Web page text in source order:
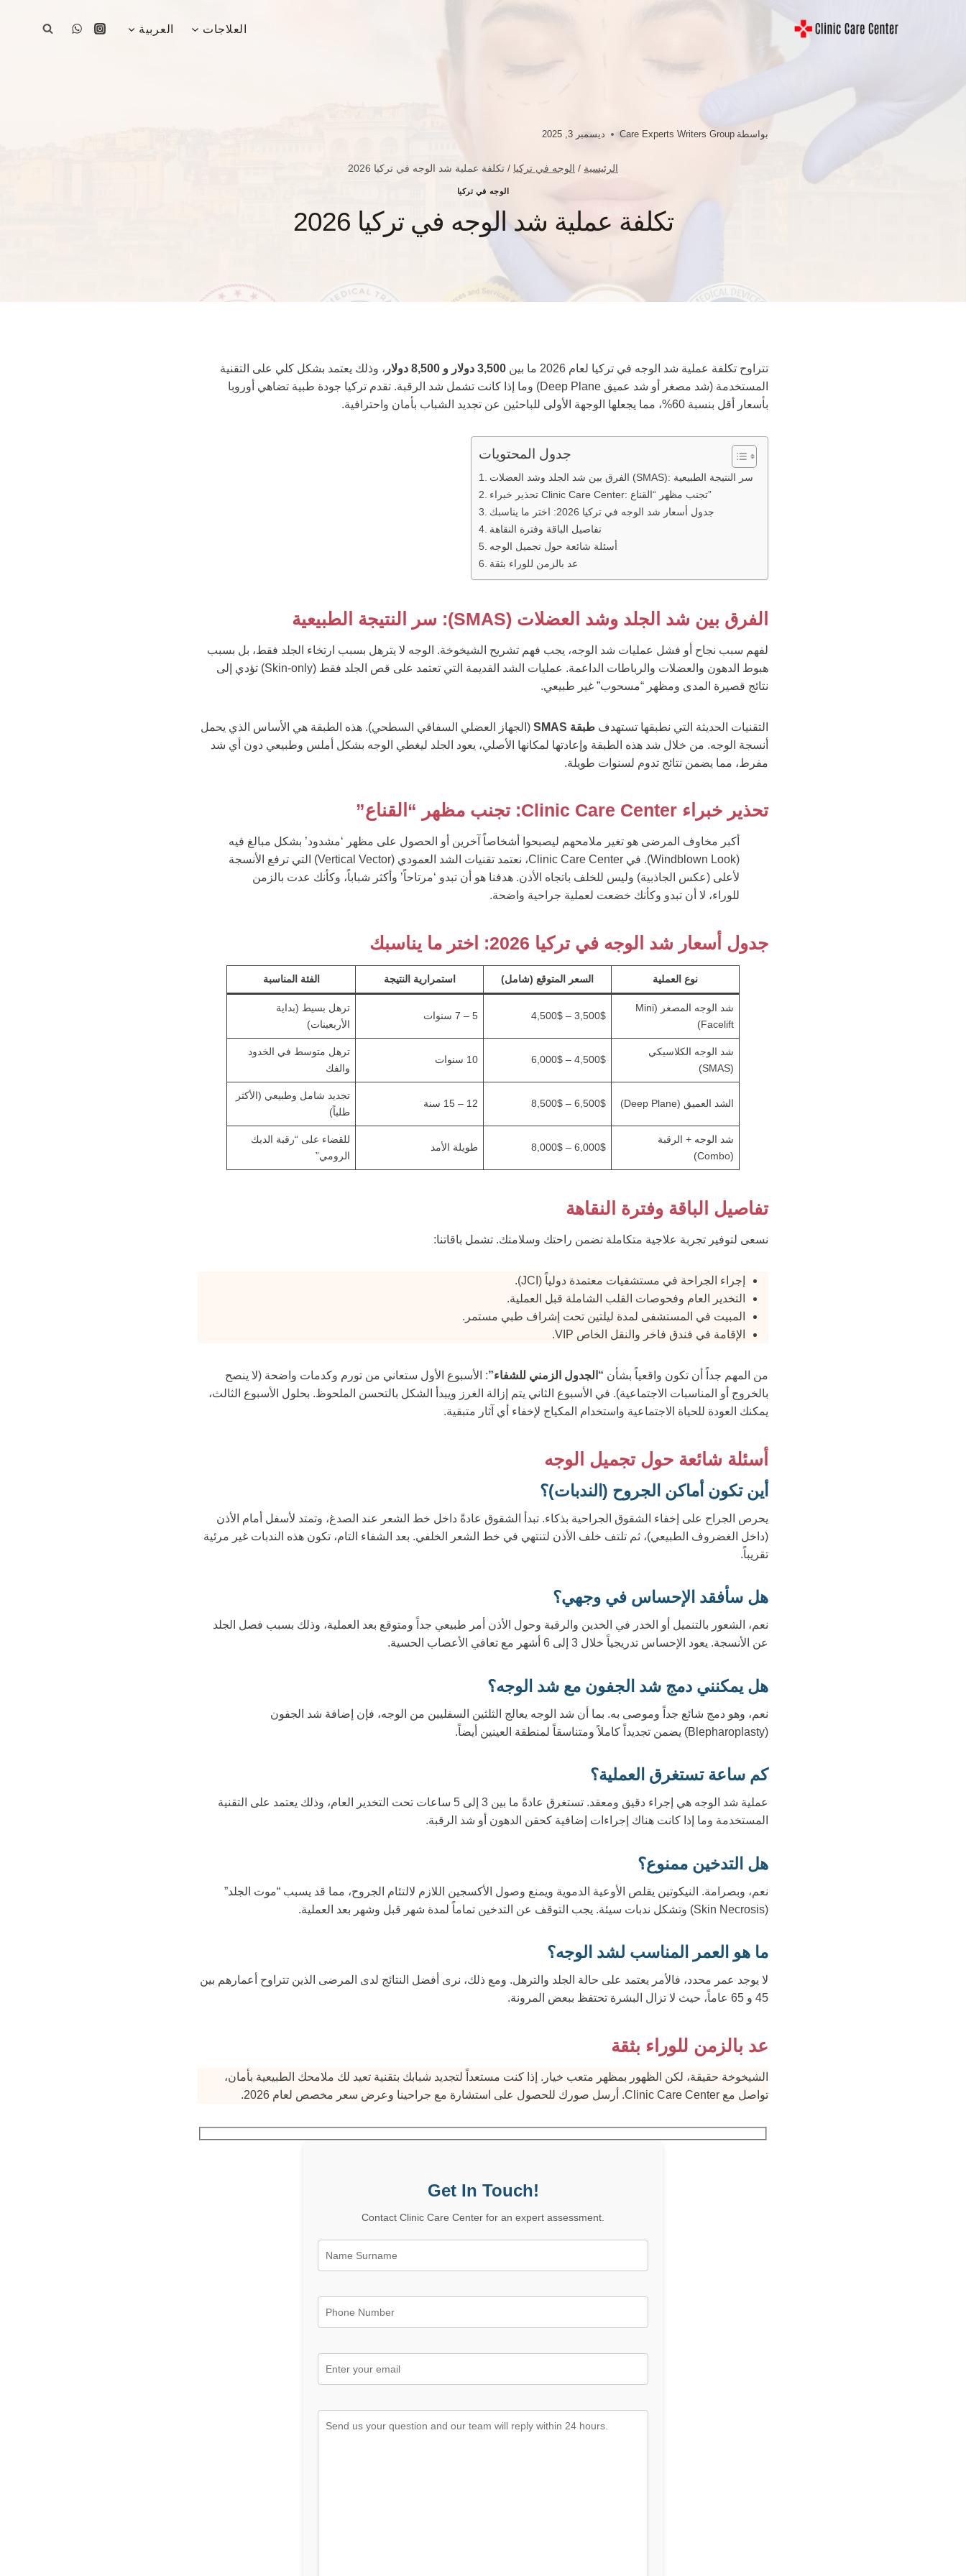
العلاجات العربية
بواسطة Care Experts Writers Group ديسمبر 3, 2025
الرئيسية / الوجه في تركيا / تكلفة عملية شد الوجه في تركيا 2026
الوجه في تركيا
تكلفة عملية شد الوجه في تركيا 2026
تتراوح تكلفة عملية شد الوجه في تركيا لعام 2026 ما بين 3,500 دولار و 8,500 دولار
، وذلك يعتمد بشكل كلي على التقنية
المستخدمة (شد مصغر أو شد عميق Deep Plane) وما إذا كانت تشمل شد الرقبة. تقدم تركيا جودة طبية تضاهي أوروبا
بأسعار أقل بنسبة 60%، مما يجعلها الوجهة الأولى للباحثين عن تجديد الشباب بأمان واحترافية.
جدول المحتويات
الفرق بين شد الجلد وشد العضلات (SMAS): سر النتيجة الطبيعية
تحذير خبراء Clinic Care Center: تجنب مظهر “القناع”
جدول أسعار شد الوجه في تركيا 2026: اختر ما يناسبك
تفاصيل الباقة وفترة النقاهة
أسئلة شائعة حول تجميل الوجه
عد بالزمن للوراء بثقة
الفرق بين شد الجلد وشد العضلات (SMAS): سر النتيجة الطبيعية
لفهم سبب نجاح أو فشل عمليات شد الوجه، يجب فهم تشريح الشيخوخة. الوجه لا يترهل بسبب ارتخاء الجلد فقط، بل بسبب
هبوط الدهون والعضلات والرباطات الداعمة. عمليات الشد القديمة التي تعتمد على قص الجلد فقط (Skin-only) تؤدي إلى
نتائج قصيرة المدى ومظهر “مسحوب” غير طبيعي.
التقنيات الحديثة التي نطبقها تستهدف طبقة SMAS
(الجهاز العضلي السفاقي السطحي). هذه الطبقة هي الأساس الذي يحمل
أنسجة الوجه. من خلال شد هذه الطبقة وإعادتها لمكانها الأصلي، يعود الجلد ليغطي الوجه بشكل أملس وطبيعي دون أي شد
مفرط، مما يضمن نتائج تدوم لسنوات طويلة.
تحذير خبراء Clinic Care Center: تجنب مظهر “القناع”
أكبر مخاوف المرضى هو تغير ملامحهم ليصبحوا أشخاصاً آخرين أو الحصول على مظهر ‘مشدود’ بشكل مبالغ فيه
(Windblown Look). في Clinic Care Center، نعتمد تقنيات الشد العمودي (Vertical Vector) التي ترفع الأنسجة
لأعلى (عكس الجاذبية) وليس للخلف باتجاه الأذن. هدفنا هو أن تبدو ‘مرتاحاً’ وأكثر شباباً، وكأنك عدت بالزمن
للوراء، لا أن تبدو وكأنك خضعت لعملية جراحية واضحة.
جدول أسعار شد الوجه في تركيا 2026: اختر ما يناسبك
نوع العملية السعر المتوقع (شامل) استمرارية النتيجة الفئة المناسبة
شد الوجه المصغر (Mini
Facelift)
3,500$ – 4,500$ 5 – 7 سنوات
ترهل بسيط (بداية
الأربعينات)
شد الوجه الكلاسيكي
(SMAS)
4,500$ – 6,000$ 10 سنوات
ترهل متوسط في الخدود
والفك
الشد العميق (Deep Plane) 6,500$ – 8,500$ 12 – 15 سنة
تجديد شامل وطبيعي (الأكثر
طلباً)
شد الوجه + الرقبة
(Combo)
6,000$ – 8,000$ طويلة الأمد
للقضاء على “رقبة الديك
الرومي”
تفاصيل الباقة وفترة النقاهة
نسعى لتوفير تجربة علاجية متكاملة تضمن راحتك وسلامتك. تشمل باقاتنا:
إجراء الجراحة في مستشفيات معتمدة دولياً (JCI).
التخدير العام وفحوصات القلب الشاملة قبل العملية.
المبيت في المستشفى لمدة ليلتين تحت إشراف طبي مستمر.
الإقامة في فندق فاخر والنقل الخاص VIP.
من المهم جداً أن تكون واقعياً بشأن “الجدول الزمني للشفاء”: الأسبوع الأول ستعاني من تورم وكدمات واضحة (لا ينصح
بالخروج أو المناسبات الاجتماعية). في الأسبوع الثاني يتم إزالة الغرز ويبدأ الشكل بالتحسن الملحوظ. بحلول الأسبوع الثالث،
يمكنك العودة للحياة الاجتماعية واستخدام المكياج لإخفاء أي آثار متبقية.
أسئلة شائعة حول تجميل الوجه
أين تكون أماكن الجروح (الندبات)؟
يحرص الجراح على إخفاء الشقوق الجراحية بذكاء. تبدأ الشقوق عادةً داخل خط الشعر عند الصدغ، وتمتد لأسفل أمام الأذن
(داخل الغضروف الطبيعي)، ثم تلتف خلف الأذن لتنتهي في خط الشعر الخلفي. بعد الشفاء التام، تكون هذه الندبات غير مرئية
تقريباً.
هل سأفقد الإحساس في وجهي؟
نعم، الشعور بالتنميل أو الخدر في الخدين والرقبة وحول الأذن أمر طبيعي جداً ومتوقع بعد العملية، وذلك بسبب فصل الجلد
عن الأنسجة. يعود الإحساس تدريجياً خلال 3 إلى 6 أشهر مع تعافي الأعصاب الحسية.
هل يمكنني دمج شد الجفون مع شد الوجه؟
نعم، وهو دمج شائع جداً وموصى به. بما أن شد الوجه يعالج الثلثين السفليين من الوجه، فإن إضافة شد الجفون
(Blepharoplasty) يضمن تجديداً كاملاً ومتناسقاً لمنطقة العينين أيضاً.
كم ساعة تستغرق العملية؟
عملية شد الوجه هي إجراء دقيق ومعقد. تستغرق عادةً ما بين 3 إلى 5 ساعات تحت التخدير العام، وذلك يعتمد على التقنية
المستخدمة وما إذا كانت هناك إجراءات إضافية كحقن الدهون أو شد الرقبة.
هل التدخين ممنوع؟
نعم، وبصرامة. النيكوتين يقلص الأوعية الدموية ويمنع وصول الأكسجين اللازم لالتئام الجروح، مما قد يسبب “موت الجلد”
(Skin Necrosis) وتشكل ندبات سيئة. يجب التوقف عن التدخين تماماً لمدة شهر قبل وشهر بعد العملية.
ما هو العمر المناسب لشد الوجه؟
لا يوجد عمر محدد، فالأمر يعتمد على حالة الجلد والترهل. ومع ذلك، نرى أفضل النتائج لدى المرضى الذين تتراوح أعمارهم بين
45 و 65 عاماً، حيث لا تزال البشرة تحتفظ ببعض المرونة.
عد بالزمن للوراء بثقة
الشيخوخة حقيقة، لكن الظهور بمظهر متعب خيار. إذا كنت مستعداً لتجديد شبابك بتقنية تعيد لك ملامحك الطبيعية بأمان،
تواصل مع Clinic Care Center. أرسل صورك للحصول على استشارة مع جراحينا وعرض سعر مخصص لعام 2026.
Get In Touch!
Contact Clinic Care Center for an expert assessment.